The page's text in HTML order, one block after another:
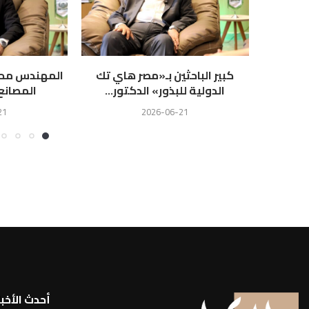
كبير الباحثين بـ«مصر هاي تك
الدولية للبذور» الدكتور...
2026-06-21
المهندس
أحدث